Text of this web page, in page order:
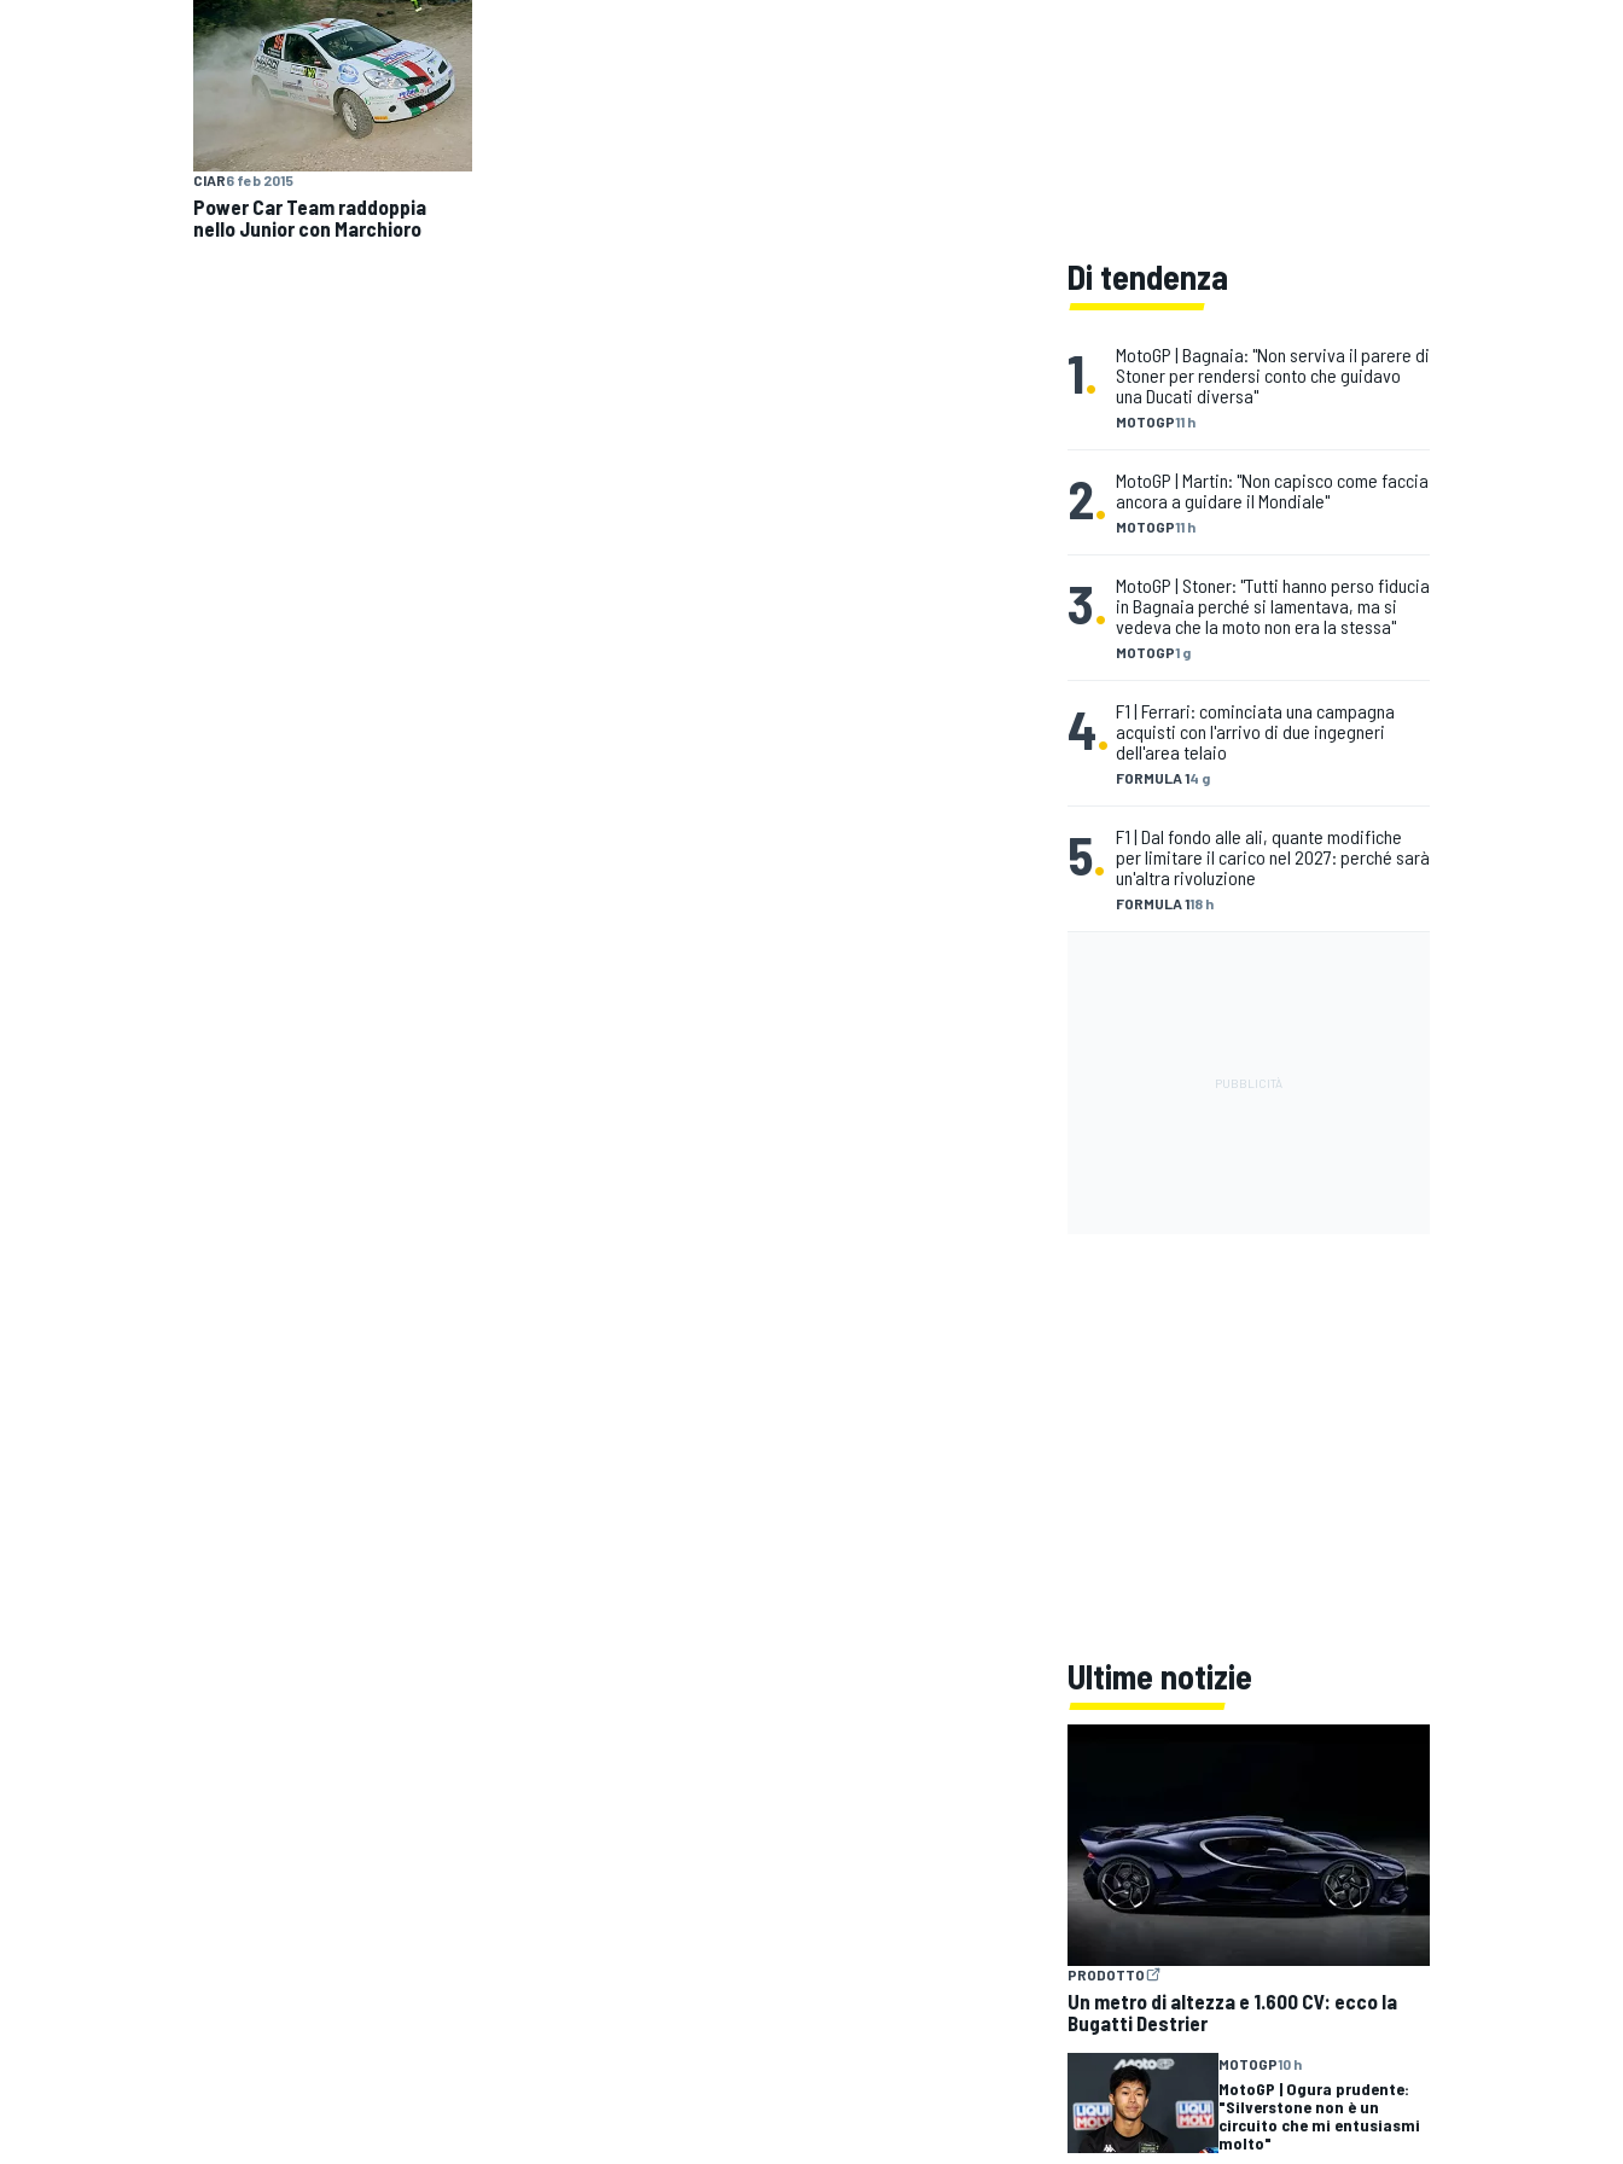
CIAR6 feb 2015
Power Car Team raddoppia
nello Junior con Marchioro
Di tendenza
1.
MOTOGP11 h
MotoGP | Bagnaia: "Non serviva il parere di
Stoner per rendersi conto che guidavo
una Ducati diversa"
2. MOTOGP11 h
MotoGP | Martin: "Non capisco come faccia
ancora a guidare il Mondiale"
3.
MOTOGP1 g
MotoGP | Stoner: "Tutti hanno perso fiducia
in Bagnaia perché si lamentava, ma si
vedeva che la moto non era la stessa"
4.
FORMULA 14 g
F1 | Ferrari: cominciata una campagna
acquisti con l'arrivo di due ingegneri
dell'area telaio
5.
FORMULA 118 h
F1 | Dal fondo alle ali, quante modifiche
per limitare il carico nel 2027: perché sarà
un'altra rivoluzione
Ultime notizie
PRODOTTO
Un metro di altezza e 1.600 CV: ecco la
Bugatti Destrier
MOTOGP10 h
MotoGP | Ogura prudente:
"Silverstone non è un
circuito che mi entusiasmi
molto"